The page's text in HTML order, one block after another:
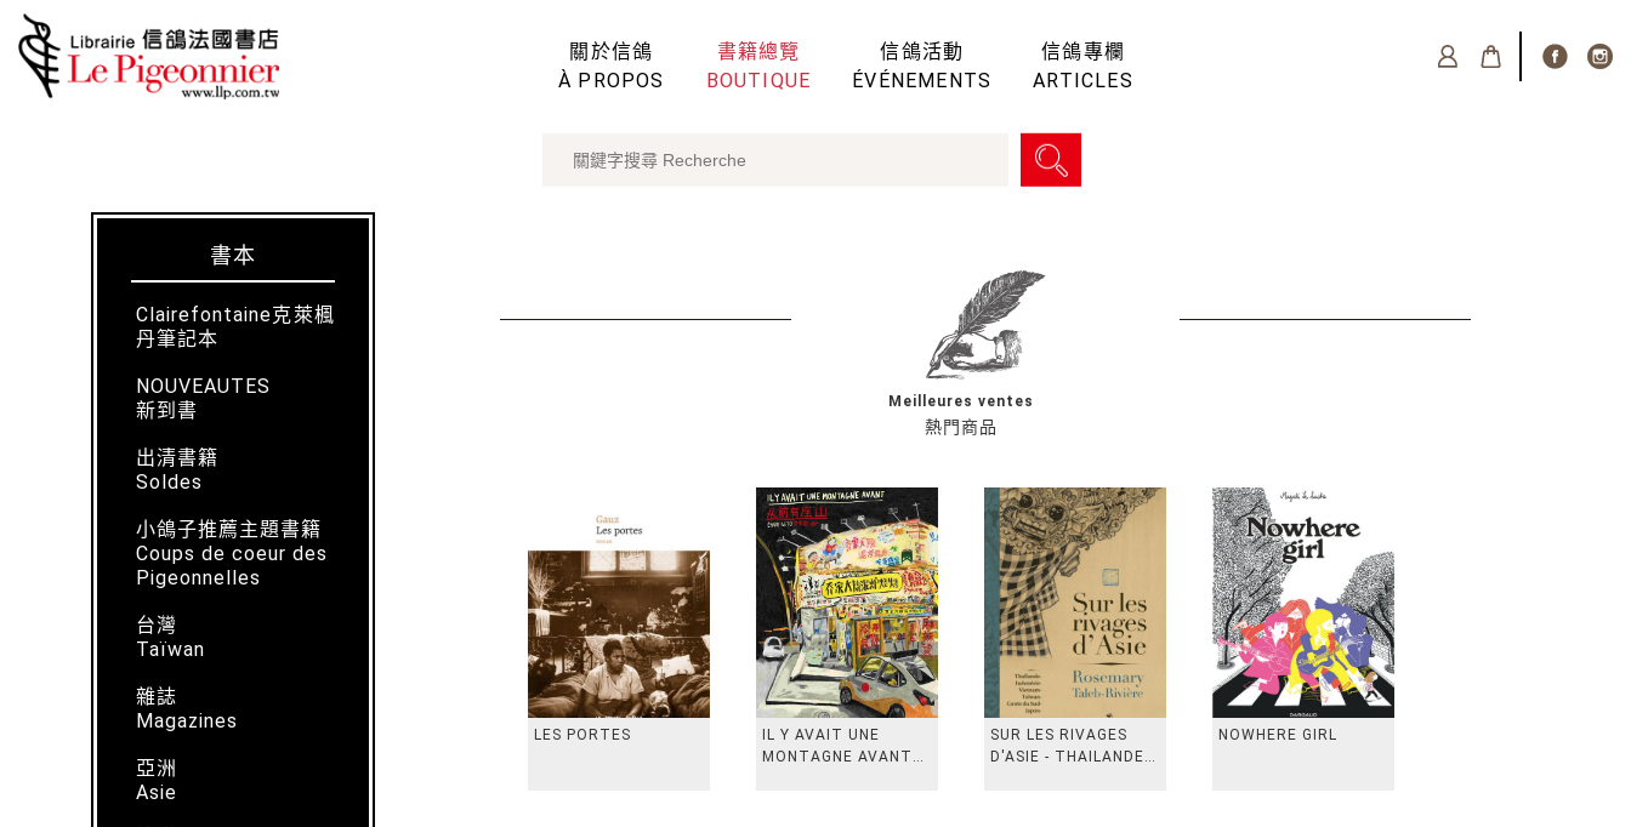
關於信鴿
À PROPOS
書籍總覽
BOUTIQUE
信鴿活動
ÉVÉNEMENTS
信鴿專欄
ARTICLES
書本
Clairefontaine克萊楓
丹筆記本
NOUVEAUTES
新到書
出清書籍
Soldes
小鴿子推薦主題書籍
Coups de coeur des
Pigeonnelles
台灣
Taïwan
雜誌
Magazines
亞洲
Asie
熱門商品
Meilleures ventes
LES PORTES
IL Y AVAIT UNE
MONTAGNE AVANT
SUR LES RIVAGES
D'ASIE - THAILANDE,
NOWHERE GIRL